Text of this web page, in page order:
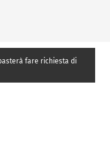
fare richiesta di